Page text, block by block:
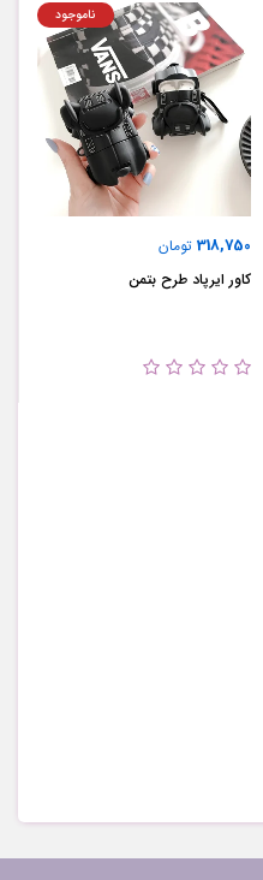
318,750 تومان
ناموجود
کاور ایرپاد طرح بتمن